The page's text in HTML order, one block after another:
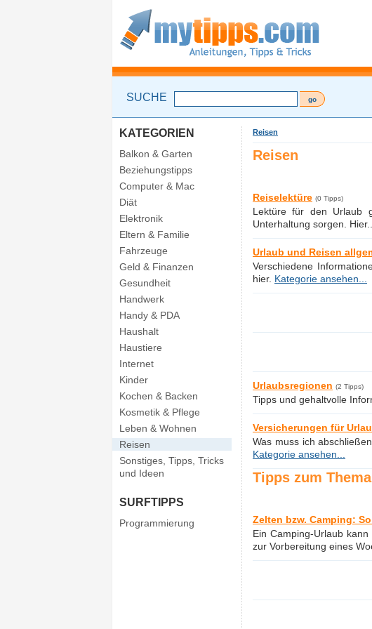
SUCHE
Reisen
Reisen
Reiselektüre (0 Tipps)
Lektüre für den Urlaub
Unterhaltung sorgen. Hier...
Urlaub und Reisen
Verschiedene
hier. Kategorie ansehen...
Urlaubsregionen (2 Tipps)
Tipps und gehaltvolle
Versicherungen für
Was muss ich
Kategorie ansehen...
Tipps zum
Zelten bzw. Camping:
Ein Camping-Urlaub
zur Vorbereitung eines
KATEGORIEN
Balkon & Garten
Beziehungstipps
Computer & Mac
Diät
Elektronik
Eltern & Familie
Fahrzeuge
Geld & Finanzen
Gesundheit
Handwerk
Handy & PDA
Haushalt
Haustiere
Internet
Kinder
Kochen & Backen
Kosmetik & Pflege
Leben & Wohnen
Reisen
Sonstiges, Tipps, Tricks
und Ideen
SURFTIPPS
Programmierung